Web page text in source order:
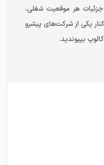
جزئیات هر موقعیت شغلی،
یکی از شرکت‌های پیشرو
بپیوندید.